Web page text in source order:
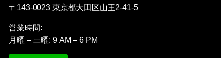
〒143-0023 東京都大田区山王2-41-5
営業時間:
月曜 – 土曜: 9 AM – 6 PM